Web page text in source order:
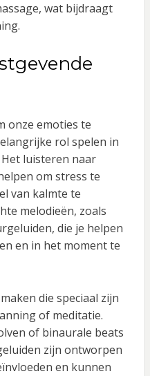
wat bijdraagt
onze emoties te
rol spelen in
luisteren naar
om stress te
van kalmte te
melodieën, zoals
die je helpen
en in het moment te
die speciaal zijn
of meditatie.
of binaurale beats
zijn ontworpen
en kunnen